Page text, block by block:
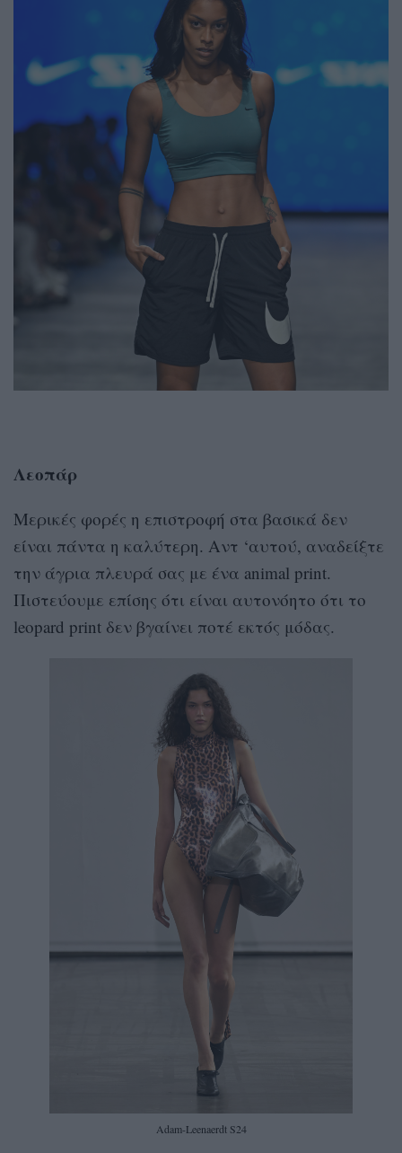
Λεοπάρ
Μερικές φορές η επιστροφή στα βασικά δεν
είναι πάντα η καλύτερη. Αντ ‘αυτού, αναδείξτε
την άγρια πλευρά σας με ένα animal print.
Πιστεύουμε επίσης ότι είναι αυτονόητο ότι το
leopard print δεν βγαίνει ποτέ εκτός μόδας.
Adam-Leenaerdt S24